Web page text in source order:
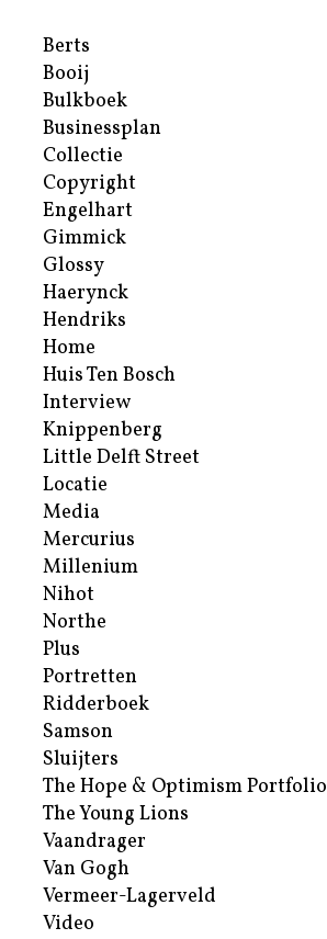
Berts
Booij
Bulkboek
Businessplan
Collectie
Copyright
Engelhart
Gimmick
Glossy
Haerynck
Hendriks
Home
Huis Ten Bosch
Interview
Knippenberg
Little Delft Street
Locatie
Media
Mercurius
Millenium
Nihot
Northe
Plus
Portretten
Ridderboek
Samson
Sluijters
The Hope & Optimism Portfolio
The Young Lions
Vaandrager
Van Gogh
Vermeer-Lagerveld
Video